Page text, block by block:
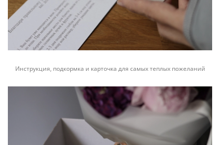
Инструкция, подкормка и карточка для самых теплых пожеланий